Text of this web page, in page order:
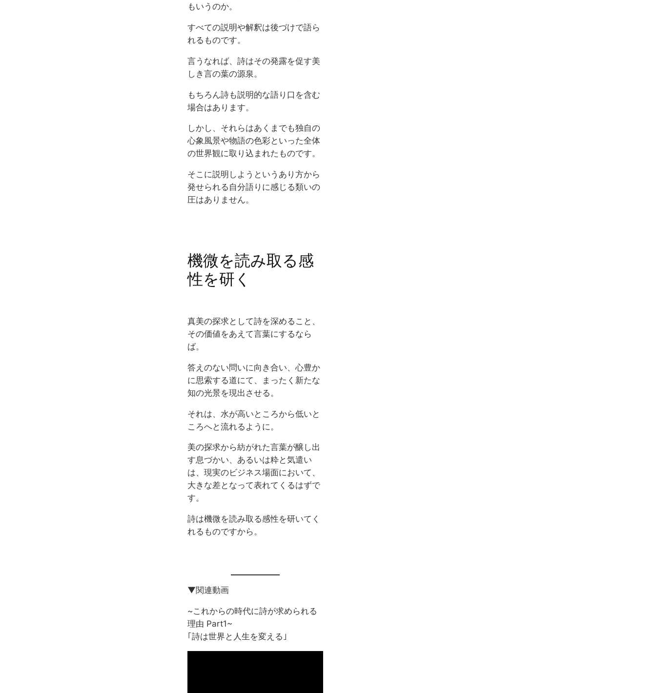
もいうのか。
すべての説明や解釈は後づけで語ら
れるものです。
言うなれば、詩はその発露を促す美
しき言の葉の源泉。
もちろん詩も説明的な語り口を含む
場合はあります。
しかし、それらはあくまでも独自の
心象風景や物語の色彩といった全体
の世界観に取り込まれたものです。
そこに説明しようというあり方から
発せられる自分語りに感じる類いの
圧はありません。
機微を読み取る感
性を研く
真美の探求として詩を深めること、
その価値をあえて言葉にするなら
ば。
答えのない問いに向き合い、心豊か
に思索する道にて、まったく新たな
知の光景を現出させる。
それは、水が高いところから低いと
ころへと流れるように。
美の探求から紡がれた言葉が醸し出
す息づかい、あるいは粋と気遣い
は、現実のビジネス場面において、
大きな差となって表れてくるはずで
す。
詩は機微を読み取る感性を研いてく
れるものですから。
▼関連動画
~これからの時代に詩が求められる
理由 Part1~
｢詩は世界と人生を変える｣